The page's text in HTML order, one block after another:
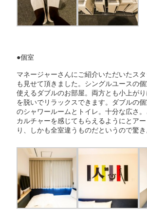
●個室
マネージャーさんにご紹介いただいたス
も見せて頂きました。シングルユースの
使えるダブルのお部屋。両方とも小上が
を脱いでリラックスできます。ダブルの
のシャワールームとトイレ。十分な広さ
カルチャーを感じてもらえるようにとア
り、しかも全室違うものだというので驚き